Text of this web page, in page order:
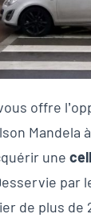
offre
Mandela
une
par
de plus de